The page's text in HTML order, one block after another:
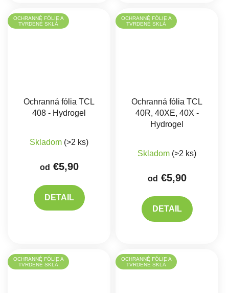
OCHRANNÉ FÓLIE A
TVRDENÉ SKLÁ
Ochranná fólia TCL
408 - Hydrogel
Skladom (>2 ks)
od €5,90
DETAIL
OCHRANNÉ FÓLIE A
TVRDENÉ SKLÁ
Ochranná fólia TCL
40R, 40XE, 40X -
Hydrogel
Skladom (>2 ks)
od €5,90
DETAIL
OCHRANNÉ FÓLIE A
TVRDENÉ SKLÁ
OCHRANNÉ FÓLIE A
TVRDENÉ SKLÁ